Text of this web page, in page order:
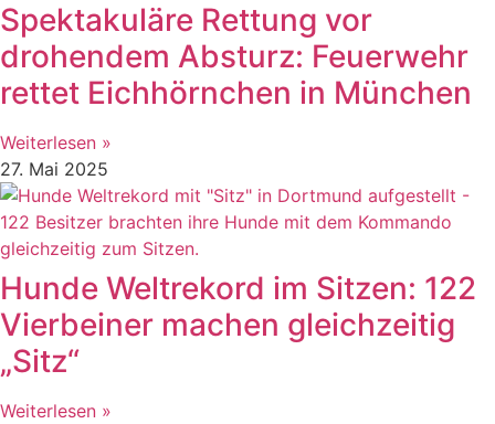
Spektakuläre Rettung vor
drohendem Absturz: Feuerwehr
rettet Eichhörnchen in München
Weiterlesen »
27. Mai 2025
Hunde Weltrekord im Sitzen: 122
Vierbeiner machen gleichzeitig
„Sitz“
Weiterlesen »